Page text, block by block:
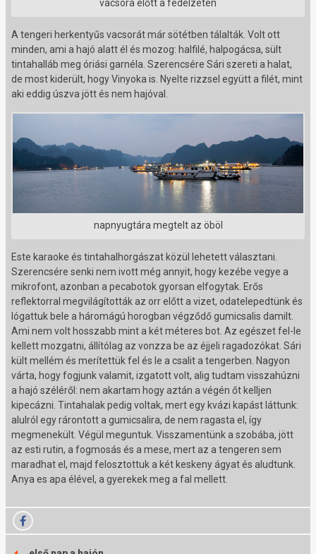
vacsora előtt a fedélzeten
A tengeri herkentyűs vacsorát már sötétben tálalták. Volt ott
minden, ami a hajó alatt él és mozog: halfilé, halpogácsa, sült
tintahalláb meg óriási garnéla. Szerencsére Sári szereti a halat,
de most kiderült, hogy Vinyoka is. Nyelte rizzsel együtt a filét, mint
aki eddig úszva jött és nem hajóval.
napnyugtára megtelt az öböl
Este karaoke és tintahalhorgászat közül lehetett választani.
Szerencsére senki nem ivott még annyit, hogy kezébe vegye a
mikrofont, azonban a pecabotok gyorsan elfogytak. Erős
reflektorral megvilágították az orr előtt a vizet, odatelepedtünk és
lógattuk bele a háromágú horogban végződő gumicsalis damilt.
Ami nem volt hosszabb mint a két méteres bot. Az egészet fel-le
kellett mozgatni, állítólag az vonzza be az éjjeli ragadozókat. Sári
kült mellém és merítettük fel és le a csalit a tengerben. Nagyon
várta, hogy fogjunk valamit, izgatott volt, alig tudtam visszahúzni
a hajó széléről: nem akartam hogy aztán a végén őt kelljen
kipecázni. Tintahalak pedig voltak, mert egy kvázi kapást láttunk:
alulról egy rárontott a gumicsalira, de nem ragasta el, így
megmenekült. Végül meguntuk. Visszamentünk a szobába, jött
az esti rutin, a fogmosás és a mese, mert az a tengeren sem
maradhat el, majd felosztottuk a két keskeny ágyat és aludtunk.
Anya es apa élével, a gyerekek meg a fal mellett.